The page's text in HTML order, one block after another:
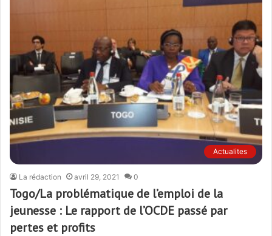
Actualites
La rédaction avril 29, 2021 0
Togo/La problématique de l’emploi de la
jeunesse : Le rapport de l’OCDE passé par
pertes et profits